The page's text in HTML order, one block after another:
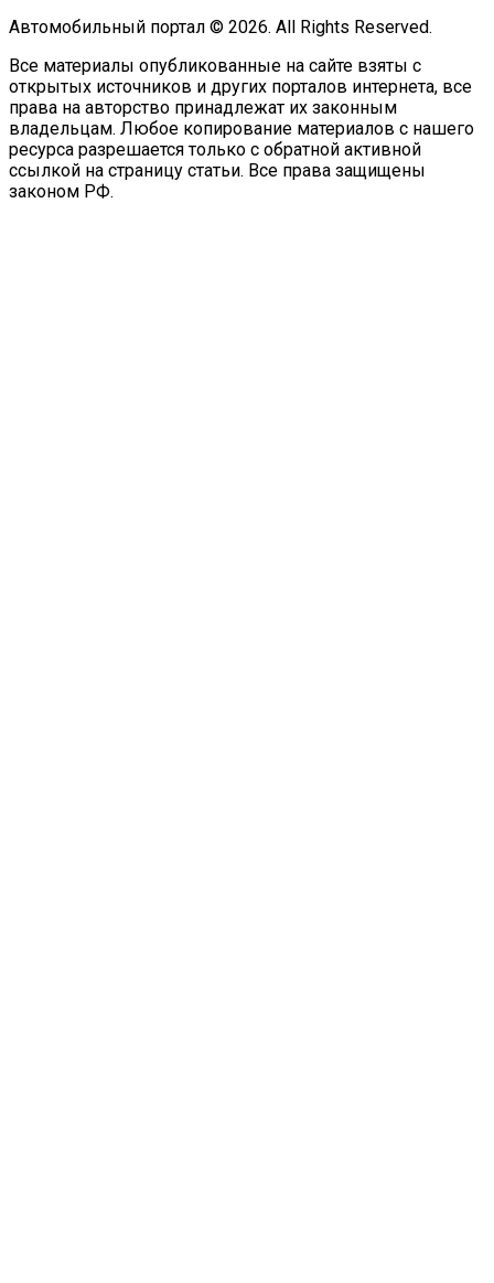
Автомобильный портал © 2026. All Rights Reserved.
Все материалы опубликованные на сайте взяты с
открытых источников и других порталов интернета, все
права на авторство принадлежат их законным
владельцам. Любое копирование материалов с нашего
ресурса разрешается только с обратной активной
ссылкой на страницу статьи. Все права защищены
законом РФ.